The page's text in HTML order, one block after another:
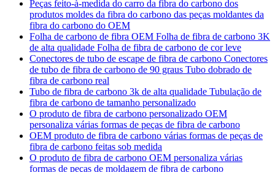
Peças feito-à-medida do carro da fibra do carbono dos
produtos moldes da fibra do carbono das peças moldantes da
fibra do carbono do OEM
Folha de carbono de fibra OEM Folha de fibra de carbono 3K
de alta qualidade Folha de fibra de carbono de cor leve
Conectores de tubo de escape de fibra de carbono Conectores
de tubo de fibra de carbono de 90 graus Tubo dobrado de
fibra de carbono real
Tubo de fibra de carbono 3k de alta qualidade Tubulação de
fibra de carbono de tamanho personalizado
O produto de fibra de carbono personalizado OEM
personaliza várias formas de peças de fibra de carbono
OEM produto de fibra de carbono várias formas de peças de
fibra de carbono feitas sob medida
O produto de fibra de carbono OEM personaliza várias
formas de peças de moldagem de fibra de carbono